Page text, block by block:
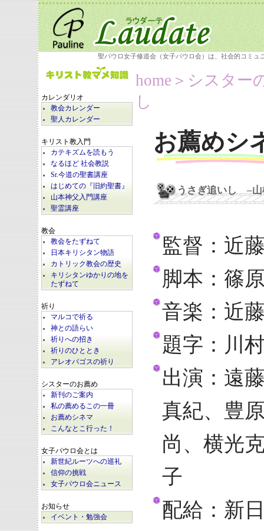
聖パウロ女子修道会（女子パウロ会）は、社会的コミ
カレンダリオ
教会カレンダー
聖人カレンダー
キリスト教入門
カテキズムを読もう
なるほど 社会教説
Sr.今道の聖書講座
はじめての『旧約聖書』
山本神父入門講座
聖霊講座
教会
教会をたずねて
日本キリシタン物語
カトリック教会の歴史
キリシタンゆかりの地を
たずねて
祈り
マルコで祈る
神との語らい
祈りへの招き
祈りのひととき
アレオパゴスの祈り
シスターのお薦め
新刊のご案内
私の薦めるこの一冊
お薦めシネマ
こんなとこ行った！
女子パウロ会とは
新世紀ルーツへの巡礼
信仰の挑戦
女子パウロ会ニュース
お知らせ
イベント・勉強会
home ＞シスター
し
お薦めシ
うさぎ追いし –山
監督：近
脚本：篠
音楽：近
題字：川
出演：遠
真紀、豊
尚、横光
子
配給：新